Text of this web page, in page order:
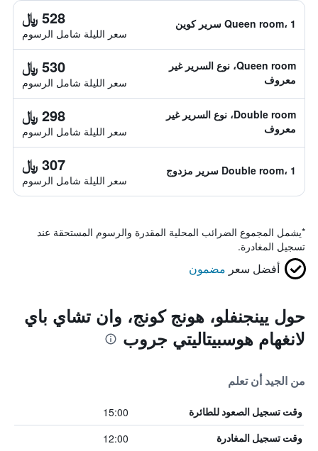
Queen room، 1 سرير كوين 528 ﷼
سعر الليلة شامل الرسوم
Queen room، نوع السرير غير
معروف
530 ﷼
سعر الليلة شامل الرسوم
Double room، نوع السرير غير
معروف
298 ﷼
سعر الليلة شامل الرسوم
Double room، 1 سرير مزدوج 307 ﷼
سعر الليلة شامل الرسوم
*يشمل المجموع الضرائب المحلية المقدرة والرسوم المستحقة عند
تسجيل المغادرة.
أفضل سعر مضمون
حول يينجنفلو، هونج كونج، وان تشاي باي
لانغهام هوسبيتاليتي جروب
من الجيد أن تعلم
وقت تسجيل الصعود للطائرة 15:00
وقت تسجيل المغادرة 12:00